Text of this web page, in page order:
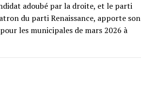
adoubé par la droite, et le parti
du parti Renaissance, apporte son
les municipales de mars 2026 à